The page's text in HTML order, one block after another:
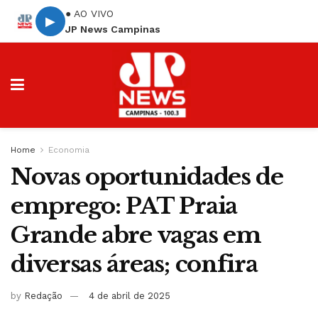
▶
● AO VIVO
JP News Campinas
Home Economia
Novas oportunidades de
emprego: PAT Praia
Grande abre vagas em
diversas áreas; confira
by Redação 4 de abril de 2025